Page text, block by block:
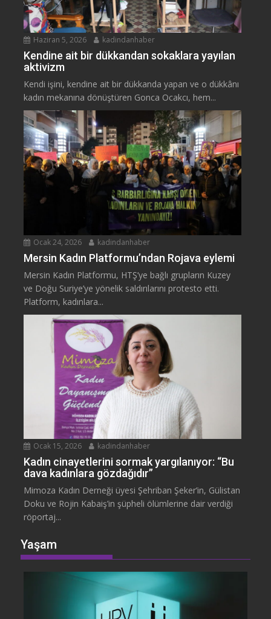
Haziran 5, 2026 kadindanhaber
Kendine ait bir dükkandan sokaklara yayılan
aktivizm
Kendi işini, kendine ait bir dükkanda yapan ve o dükkânı
kadın mekanına dönüştüren Gonca Ocakcı, hem...
Ocak 24, 2026 kadindanhaber
Mersin Kadın Platformu’ndan Rojava eylemi
Mersin Kadın Platformu, HTŞ’ye bağlı grupların Kuzey
ve Doğu Suriye’ye yönelik saldırılarını protesto etti.
Platform, kadınlara...
Ocak 15, 2026 kadindanhaber
Kadın cinayetlerini sormak yargılanıyor: “Bu
dava kadınlara gözdağıdır”
Mimoza Kadın Derneği üyesi Şehriban Şeker’in, Gülistan
Doku ve Rojin Kabaiş’in şüpheli ölümlerine dair verdiği
röportaj...
Yaşam